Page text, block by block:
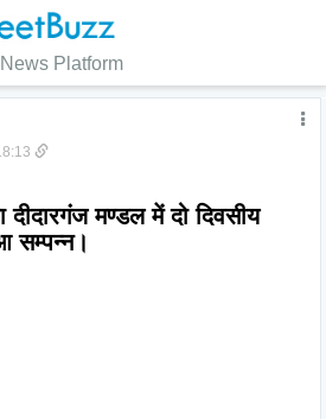
Platform
दीदारगंज मण्डल में दो दिवसीय
सम्पन्न।